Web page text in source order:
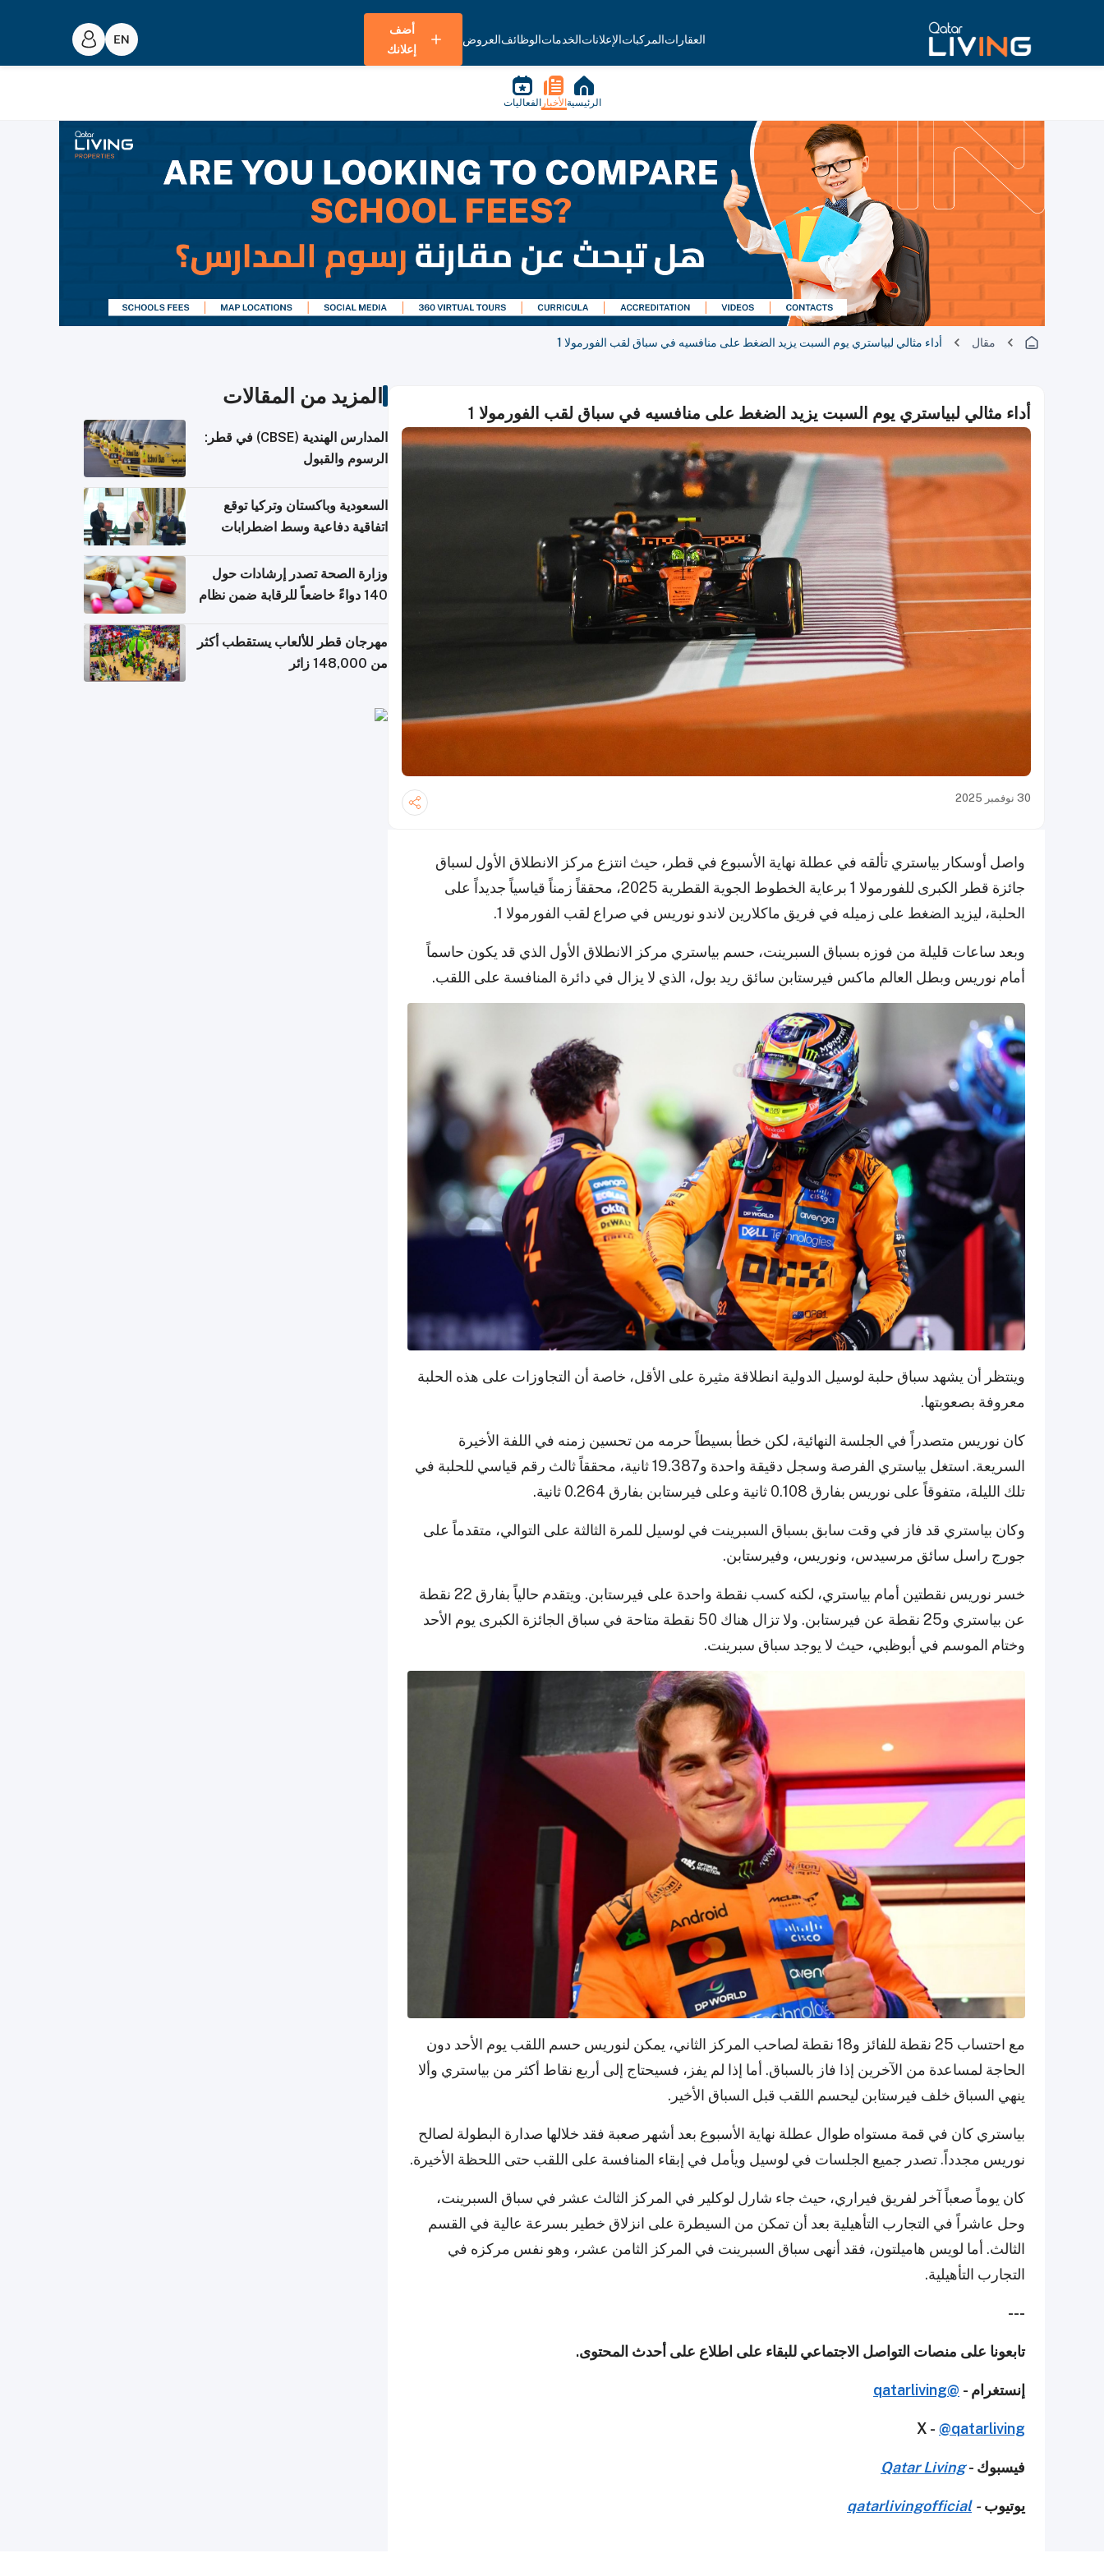
العقاراتالمركباتالإعلاناتالخدماتالوظائفالعروض
أضف
إعلانك
الرئيسية الأخبار الفعاليات
مقال أداء مثالي لبياستري يوم السبت يزيد الضغط على منافسيه في سباق لقب الفورمولا 1
أداء مثالي لبياستري يوم السبت يزيد الضغط على منافسيه في سباق لقب الفورمولا 1
30 نوفمبر 2025
واصل أوسكار بياستري تألقه في عطلة نهاية الأسبوع في قطر، حيث انتزع مركز الانطلاق الأول لسباق
جائزة قطر الكبرى للفورمولا 1 برعاية الخطوط الجوية القطرية 2025، محققاً زمناً قياسياً جديداً على
الحلبة، ليزيد الضغط على زميله في فريق ماكلارين لاندو نوريس في صراع لقب الفورمولا 1.
وبعد ساعات قليلة من فوزه بسباق السبرينت، حسم بياستري مركز الانطلاق الأول الذي قد يكون حاسماً
أمام نوريس وبطل العالم ماكس فيرستابن سائق ريد بول، الذي لا يزال في دائرة المنافسة على اللقب.
وينتظر أن يشهد سباق حلبة لوسيل الدولية انطلاقة مثيرة على الأقل، خاصة أن التجاوزات على هذه الحلبة
معروفة بصعوبتها.
كان نوريس متصدراً في الجلسة النهائية، لكن خطأ بسيطاً حرمه من تحسين زمنه في اللفة الأخيرة
السريعة. استغل بياستري الفرصة وسجل دقيقة واحدة و19.387 ثانية، محققاً ثالث رقم قياسي للحلبة في
تلك الليلة، متفوقاً على نوريس بفارق 0.108 ثانية وعلى فيرستابن بفارق 0.264 ثانية.
وكان بياستري قد فاز في وقت سابق بسباق السبرينت في لوسيل للمرة الثالثة على التوالي، متقدماً على
جورج راسل سائق مرسيدس، ونوريس، وفيرستابن.
خسر نوريس نقطتين أمام بياستري، لكنه كسب نقطة واحدة على فيرستابن. ويتقدم حالياً بفارق 22 نقطة
عن بياستري و25 نقطة عن فيرستابن. ولا تزال هناك 50 نقطة متاحة في سباق الجائزة الكبرى يوم الأحد
وختام الموسم في أبوظبي، حيث لا يوجد سباق سبرينت.
مع احتساب 25 نقطة للفائز و18 نقطة لصاحب المركز الثاني، يمكن لنوريس حسم اللقب يوم الأحد دون
الحاجة لمساعدة من الآخرين إذا فاز بالسباق. أما إذا لم يفز، فسيحتاج إلى أربع نقاط أكثر من بياستري وألا
ينهي السباق خلف فيرستابن ليحسم اللقب قبل السباق الأخير.
بياستري كان في قمة مستواه طوال عطلة نهاية الأسبوع بعد أشهر صعبة فقد خلالها صدارة البطولة لصالح
نوريس مجدداً. تصدر جميع الجلسات في لوسيل ويأمل في إبقاء المنافسة على اللقب حتى اللحظة الأخيرة.
كان يوماً صعباً آخر لفريق فيراري، حيث جاء شارل لوكلير في المركز الثالث عشر في سباق السبرينت،
وحل عاشراً في التجارب التأهيلية بعد أن تمكن من السيطرة على انزلاق خطير بسرعة عالية في القسم
الثالث. أما لويس هاميلتون، فقد أنهى سباق السبرينت في المركز الثامن عشر، وهو نفس مركزه في
التجارب التأهيلية.
---
تابعونا على منصات التواصل الاجتماعي للبقاء على اطلاع على أحدث المحتوى.
إنستغرام - @qatarliving
X - @qatarliving
فيسبوك -Qatar Living
يوتيوب -
qatarlivingofficial
المزيد من المقالات
المدارس الهندية (CBSE) في قطر:
الرسوم والقبول
السعودية وباكستان وتركيا توقع
اتفاقية دفاعية وسط اضطرابات
وزارة الصحة تصدر إرشادات حول
140 دواءً خاضعاً للرقابة ضمن نظام
مهرجان قطر للألعاب يستقطب أكثر
من 148,000 زائر